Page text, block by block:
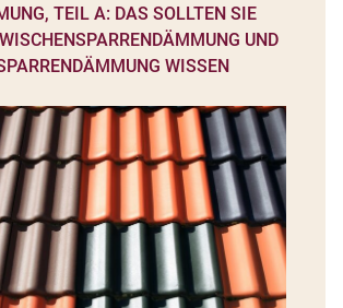
TEIL A: DAS SOLLTEN SIE
UND
WISSEN